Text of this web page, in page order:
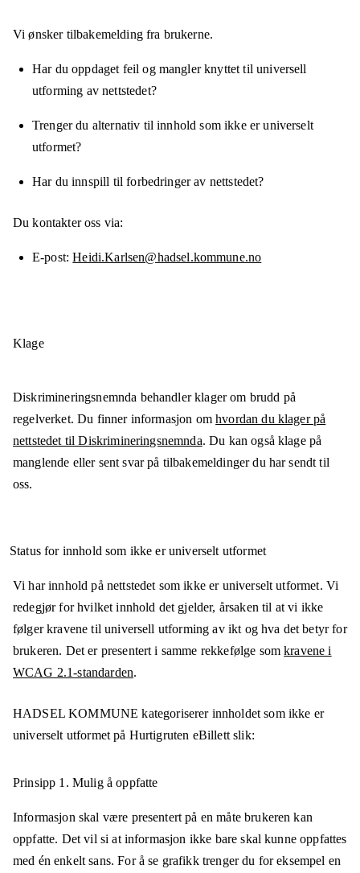
Vi ønsker tilbakemelding fra brukerne.
Har du oppdaget feil og mangler knyttet til universell
utforming av nettstedet?
Trenger du alternativ til innhold som ikke er universelt
utformet?
Har du innspill til forbedringer av nettstedet?
Du kontakter oss via:
E-post Heidi.Karlsen@hadsel.kommune.no
Klage
Diskrimineringsnemnda behandler klager om brudd på
regelverket. Du finner informasjon omhvordan du klager på
nettstedet til Diskrimineringsnemnda. Du kan også klage på
manglende eller sent svar på tilbakemeldinger du har sendt til
oss.
Status for innhold som ikke er universelt utformet
Vi har innhold på nettstedet som ikke er universelt utformet. Vi
redegjør for hvilket innhold det gjelder, årsaken til at vi ikke
følger kravene til universell utforming av ikt og hva det betyr for
brukeren. Det er presentert i samme rekkefølge somkravene i
WCAG 2.1-standarden.
HADSEL KOMMUNE kategoriserer innholdet som ikke er
universelt utformet på Hurtigruten eBillettslik:
Prinsipp 1. Mulig å oppfatte
Informasjon skal være presentert på en måte brukeren kan
oppfatte. Det vil si at informasjon ikke bare skal kunne oppfattes
med én enkelt sans. For å se grafikk trenger du for eksempel en